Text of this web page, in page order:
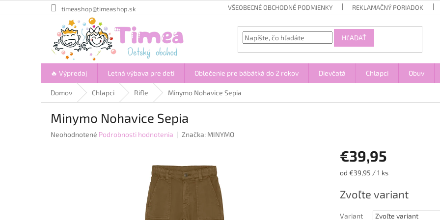
na
timeashop@timeashop.sk VŠEOBECNÉ OBCHODNÉ PODMIENKY REKLAMAČNÝ PORIADOK
HĽADAŤ
🔥 Výpredaj Letná výbava pre deti Oblečenie pre bábätká do 2 rokov Dievčatá Chlapci Obuv
Domov Chlapci Rifle Minymo Nohavice Sepia
Minymo Nohavice Sepia
Priemerné
Neohodnotené Podrobnosti hodnotenia Značka: MINYMO
€39,95
Jednotková
od €39,95 / 1 ks
Zvoľte variant
Variant